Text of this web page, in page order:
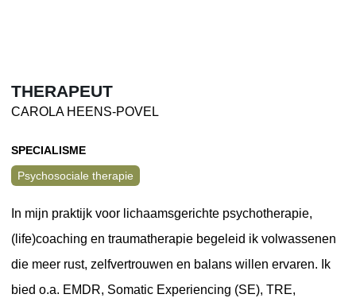
THERAPEUT
CAROLA HEENS-POVEL
SPECIALISME
Psychosociale therapie
In mijn praktijk voor lichaamsgerichte psychotherapie,
(life)coaching en traumatherapie begeleid ik volwassenen
die meer rust, zelfvertrouwen en balans willen ervaren. Ik
bied o.a. EMDR, Somatic Experiencing (SE), TRE,